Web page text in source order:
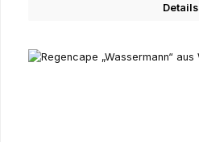
Details